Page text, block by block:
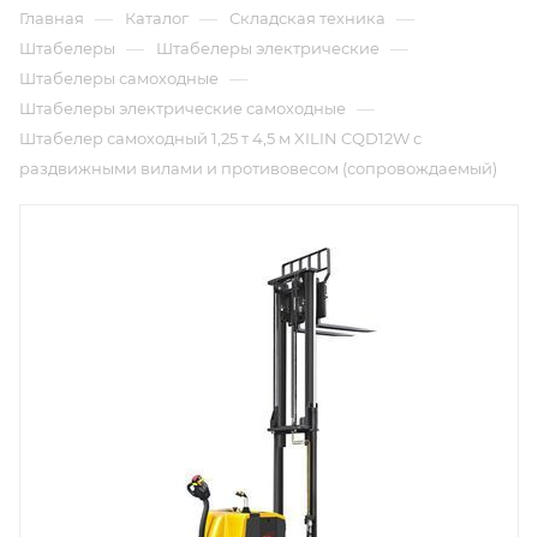
Главная — Каталог — Складская техника —
Штабелеры — Штабелеры электрические —
Штабелеры самоходные —
Штабелеры электрические самоходные —
Штабелер самоходный 1,25 т 4,5 м XILIN CQD12W с
раздвижными вилами и противовесом (сопровождаемый)